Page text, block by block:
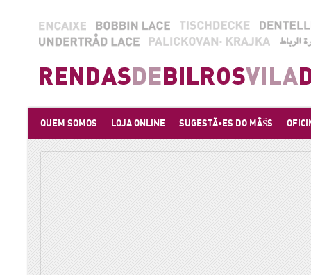
QUEM SOMOS LOJA ONLINE SUGESTÃ•ES DO MÃŠS